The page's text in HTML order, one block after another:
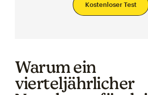
Kostenloser Test
Warum ein
vierteljährlicher